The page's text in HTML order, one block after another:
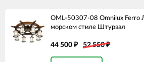
OML-50307-08 Omnilux Ferro
морском стиле Штурвал
44 500 ₽ 52 550₽